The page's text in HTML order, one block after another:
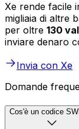
Xe rende facile
migliaia di altre
per oltre 130
inviare denaro
Invia con Xe
Domande
Cos'è un codice